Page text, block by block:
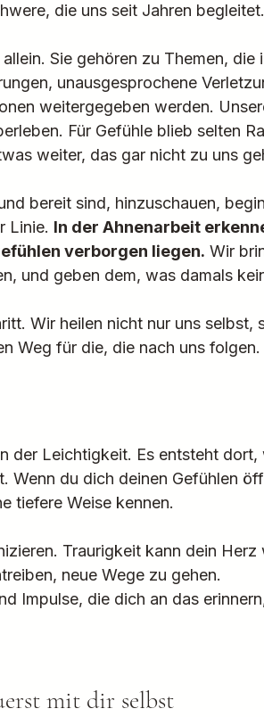
die uns seit Jahren begleitet.
Sie gehören zu Themen, die
unausgesprochene
weitergegeben werden.
Für Gefühle blieb selten
weiter, das gar nicht zu uns
bereit sind, hinzuschauen,
Linie. In der Ahnenarbeit
verborgen liegen. Wir
und geben dem, was damals
Wir heilen nicht nur uns selbst,
Weg für die, die nach uns folgen.
der Leichtigkeit. Es entsteht
Wenn du dich deinen Gefühlen
tiefere Weise kennen.
Traurigkeit kann dein Herz
neue Wege zu gehen.
Impulse, die dich an das
mit dir selbst